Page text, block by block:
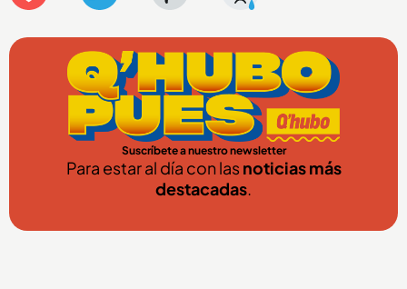
Suscríbete a nuestro newsletter
Para estar al día con lasnoticias más
destacadas.